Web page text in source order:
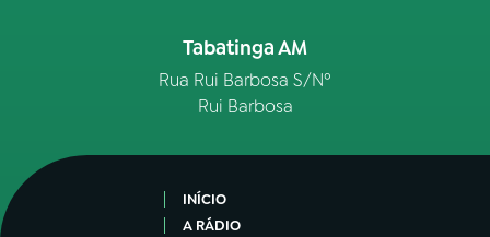
Tabatinga AM
Rua Rui Barbosa S/Nº
Rui Barbosa
INÍCIO
A RÁDIO